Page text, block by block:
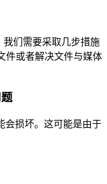
们需要采取几步措施
件或者解决文件与媒体
会损坏。这可能是由于